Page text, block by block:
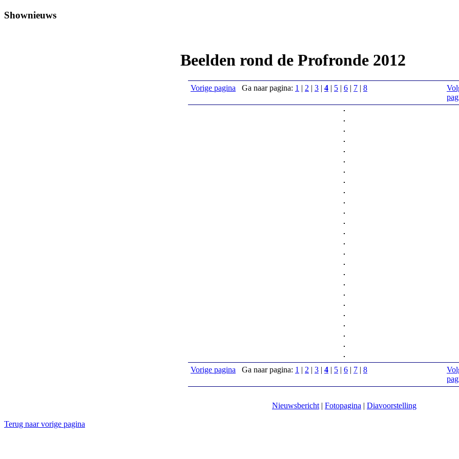
Shownieuws
Beelden rond de Profronde 2012
Vorige pagina Ga naar pagina: 1 | 2 | 3 | 4 | 5 | 6 | 7 | 8
Vorige pagina Ga naar pagina: 1 | 2 | 3 | 4 | 5 | 6 | 7 | 8
Nieuwsbericht | Fotopagina | Diavoorstelling
Terug naar vorige pagina